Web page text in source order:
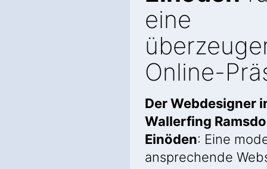
eine
Online-
Der Webdesigner
Wallerfing
Einöden: Eine
ansprechende